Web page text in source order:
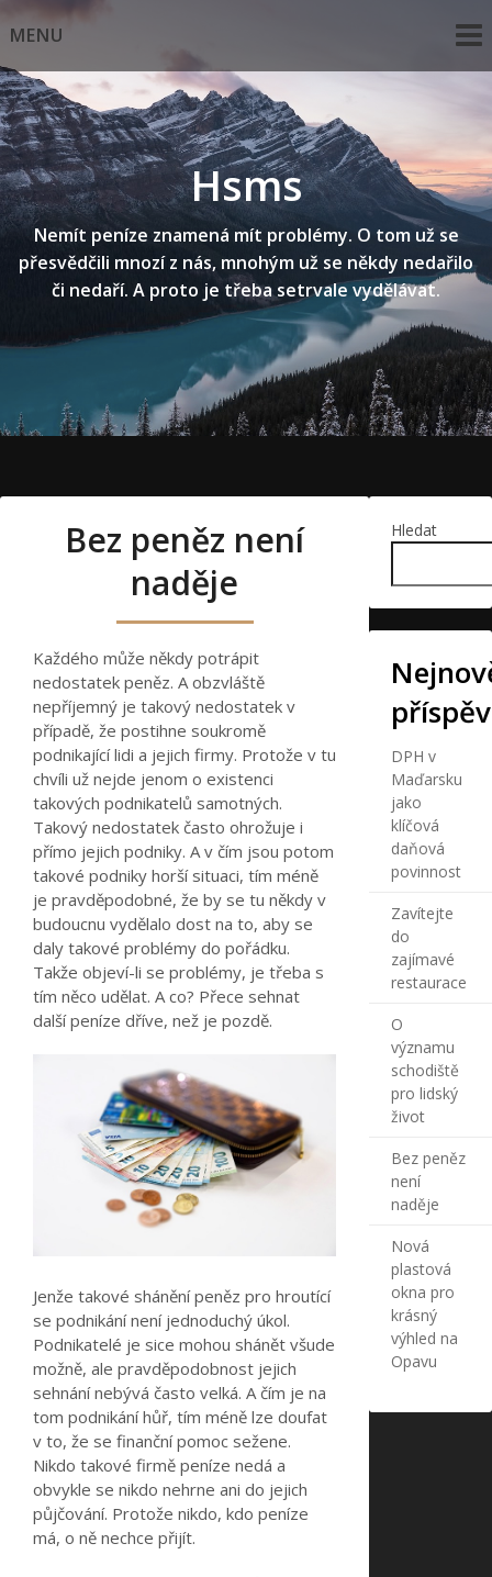
Skip
toMENU
Hsms
Nemít peníze znamená mít problémy. O tom už se
přesvědčili mnozí z nás, mnohým už se někdy nedařilo
či nedaří. A proto je třeba setrvale vydělávat.
Bez peněz není
naděje
Každého může někdy potrápit
nedostatek peněz. A obzvláště
nepříjemný je takový nedostatek v
případě, že postihne soukromě
podnikající lidi a jejich firmy. Protože v tu
chvíli už nejde jenom o existenci
takových podnikatelů samotných.
Takový nedostatek často ohrožuje i
přímo jejich podniky. A v čím jsou potom
takové podniky horší situaci, tím méně
je pravděpodobné, že by se tu někdy v
budoucnu vydělalo dost na to, aby se
daly takové problémy do pořádku.
Takže objeví-li se problémy, je třeba s
tím něco udělat. A co? Přece sehnat
další peníze dříve, než je pozdě.
Jenže takové shánění peněz pro hroutící
se podnikání není jednoduchý úkol.
Podnikatelé je sice mohou shánět všude
možně, ale pravděpodobnost jejich
sehnání nebývá často velká. A čím je na
tom podnikání hůř, tím méně lze doufat
v to, že se finanční pomoc sežene.
Nikdo takové firmě peníze nedá a
obvykle se nikdo nehrne ani do jejich
půjčování. Protože nikdo, kdo peníze
má, o ně nechce přijít.
Hledat
DPH v
Maďarsku
jako
klíčová
daňová
povinnost
Zavítejte
do
zajímavé
restaurace
O
významu
schodiště
pro lidský
život
Bez peněz
není
naděje
Nová
plastová
okna pro
krásný
výhled na
Opavu